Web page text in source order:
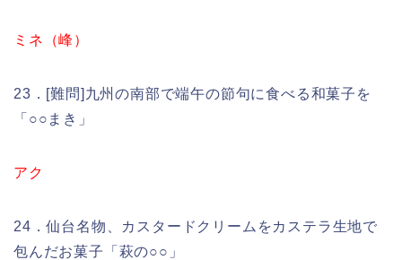
ミネ（峰）
23．[難問]九州の南部で端午の節句に食べる和菓子を
「○○まき」
アク
24．仙台名物、カスタードクリームをカステラ生地で
包んだお菓子「萩の○○」